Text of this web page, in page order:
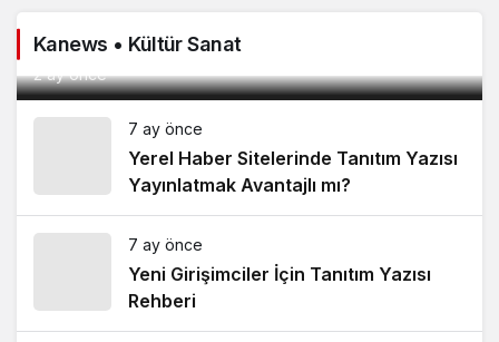
Kanews • Kültür Sanat
Sunar?
2 ay önce
7 ay önce
Yerel Haber Sitelerinde Tanıtım Yazısı
Yayınlatmak Avantajlı mı?
7 ay önce
Yeni Girişimciler İçin Tanıtım Yazısı
Rehberi